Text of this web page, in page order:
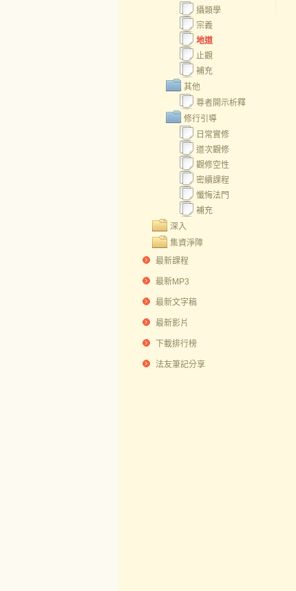
攝類學
宗義
地道
止觀
補充
其他
尊者開示析釋
修行引導
日常實修
道次觀修
觀修空性
密續課程
懺悔法門
補充
深入
集資淨障
最新課程
最新MP3
最新文字稿
最新影片
下載排行榜
法友筆記分享